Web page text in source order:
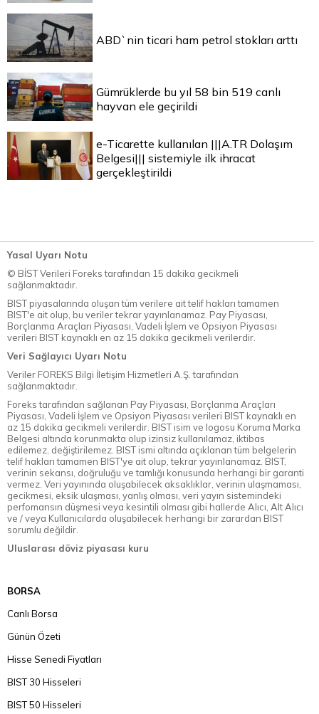
ABD`nin ticari ham petrol stokları arttı
Gümrüklerde bu yıl 58 bin 519 canlı
hayvan ele geçirildi
e-Ticarette kullanılan |||A.TR Dolaşım
Belgesi||| sistemiyle ilk ihracat
gerçekleştirildi
Yasal Uyarı Notu
© BİST Verileri Foreks tarafından 15 dakika gecikmeli
sağlanmaktadır.
BIST piyasalarında oluşan tüm verilere ait telif hakları tamamen
BIST'e ait olup, bu veriler tekrar yayınlanamaz. Pay Piyasası,
Borçlanma Araçları Piyasası, Vadeli İşlem ve Opsiyon Piyasası
verileri BIST kaynaklı en az 15 dakika gecikmeli verilerdir.
Veri Sağlayıcı Uyarı Notu
Veriler FOREKS Bilgi İletişim Hizmetleri A.Ş. tarafından
sağlanmaktadır.
Foreks tarafından sağlanan Pay Piyasası, Borçlanma Araçları
Piyasası, Vadeli İşlem ve Opsiyon Piyasası verileri BIST kaynaklı en
az 15 dakika gecikmeli verilerdir. BIST isim ve logosu Koruma Marka
Belgesi altında korunmakta olup izinsiz kullanılamaz, iktibas
edilemez, değiştirilemez. BIST ismi altında açıklanan tüm belgelerin
telif hakları tamamen BIST'ye ait olup, tekrar yayınlanamaz. BIST,
verinin sekansı, doğruluğu ve tamlığı konusunda herhangi bir garanti
vermez. Veri yayınında oluşabilecek aksaklıklar, verinin ulaşmaması,
gecikmesi, eksik ulaşması, yanlış olması, veri yayın sistemindeki
perfomansın düşmesi veya kesintili olması gibi hallerde Alıcı, Alt Alıcı
ve / veya Kullanıcılarda oluşabilecek herhangi bir zarardan BIST
sorumlu değildir.
Uluslarası döviz piyasası kuru
BORSA
Canlı Borsa
Günün Özeti
Hisse Senedi Fiyatları
BIST 30 Hisseleri
BIST 50 Hisseleri